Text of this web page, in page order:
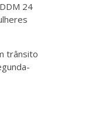
24
trânsito